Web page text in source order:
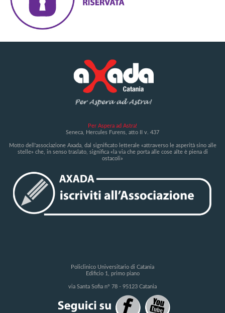
Per Aspera ad Astra!
Seneca, Hercules Furens, atto II v. 437
Motto dell'associazione Axada, dal significato letterale «attraverso le asperità sino alle
stelle» che, in senso traslato, significa «la via che porta alle cose alte è piena di
ostacoli»
Policlinico Universitario di Catania
Edificio 1, primo piano
via Santa Sofia n° 78 - 95123 Catania